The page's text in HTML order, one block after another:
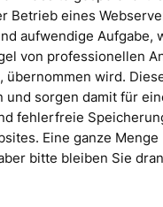
Betrieb eines
aufwendige Aufgabe,
von professionellen
übernommen wird.
und sorgen damit für
fehlerfreie
Eine ganze Menge
bitte bleiben Sie